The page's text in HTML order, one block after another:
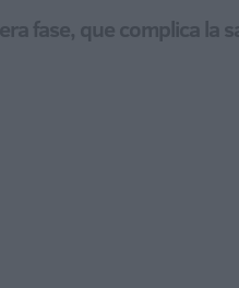
fase, que complica la